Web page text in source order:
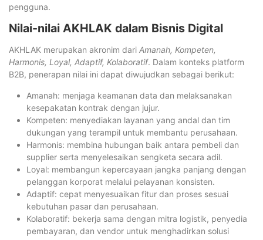
pengguna.
Nilai-nilai AKHLAK dalam Bisnis Digital
AKHLAK merupakan akronim dari Amanah, Kompeten,
Harmonis, Loyal, Adaptif, Kolaboratif. Dalam konteks platform
B2B, penerapan nilai ini dapat diwujudkan sebagai berikut:
Amanah: menjaga keamanan data dan melaksanakan
kesepakatan kontrak dengan jujur.
Kompeten: menyediakan layanan yang andal dan tim
dukungan yang terampil untuk membantu perusahaan.
Harmonis: membina hubungan baik antara pembeli dan
supplier serta menyelesaikan sengketa secara adil.
Loyal: membangun kepercayaan jangka panjang dengan
pelanggan korporat melalui pelayanan konsisten.
Adaptif: cepat menyesuaikan fitur dan proses sesuai
kebutuhan pasar dan perusahaan.
Kolaboratif: bekerja sama dengan mitra logistik, penyedia
pembayaran, dan vendor untuk menghadirkan solusi